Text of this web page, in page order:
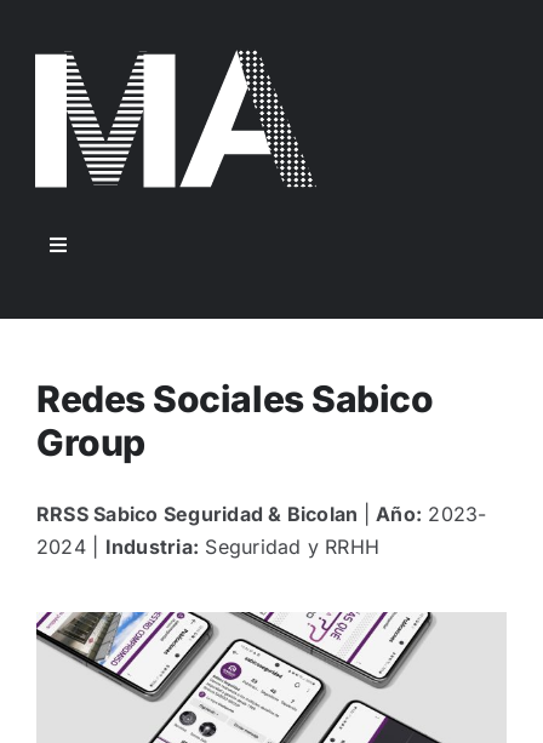
contenido
Toggle
Proyectos
Redes Sociales Sabico
Group
RRSS Sabico Seguridad & Bicolan Año: 2023-
2024 | Industria: Seguridad y RRHH